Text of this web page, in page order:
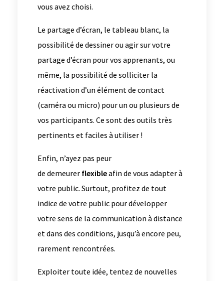
vous avez choisi.
Le partage d’écran, le tableau blanc, la
possibilité de dessiner ou agir sur votre
partage d’écran pour vos apprenants, ou
même, la possibilité de solliciter la
réactivation d’un élément de contact
(caméra ou micro) pour un ou plusieurs de
vos participants. Ce sont des outils très
pertinents et faciles à utiliser !
Enfin, n’ayez pas peur
de demeurer flexibleafin de vous adapter à
votre public. Surtout, profitez de tout
indice de votre public pour développer
votre sens de la communication à distance
et dans des conditions, jusqu’à encore peu,
rarement rencontrées.
Exploiter toute idée, tentez de nouvelles